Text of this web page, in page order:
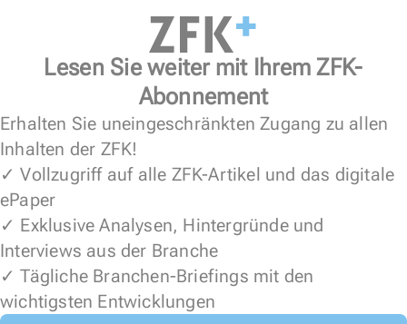
Lesen Sie weiter mit Ihrem ZFK-
Abonnement
Erhalten Sie uneingeschränkten Zugang zu allen
Inhalten der ZFK!
✓ Vollzugriff auf alle ZFK-Artikel und das digitale
ePaper
✓ Exklusive Analysen, Hintergründe und
Interviews aus der Branche
✓ Tägliche Branchen-Briefings mit den
wichtigsten Entwicklungen